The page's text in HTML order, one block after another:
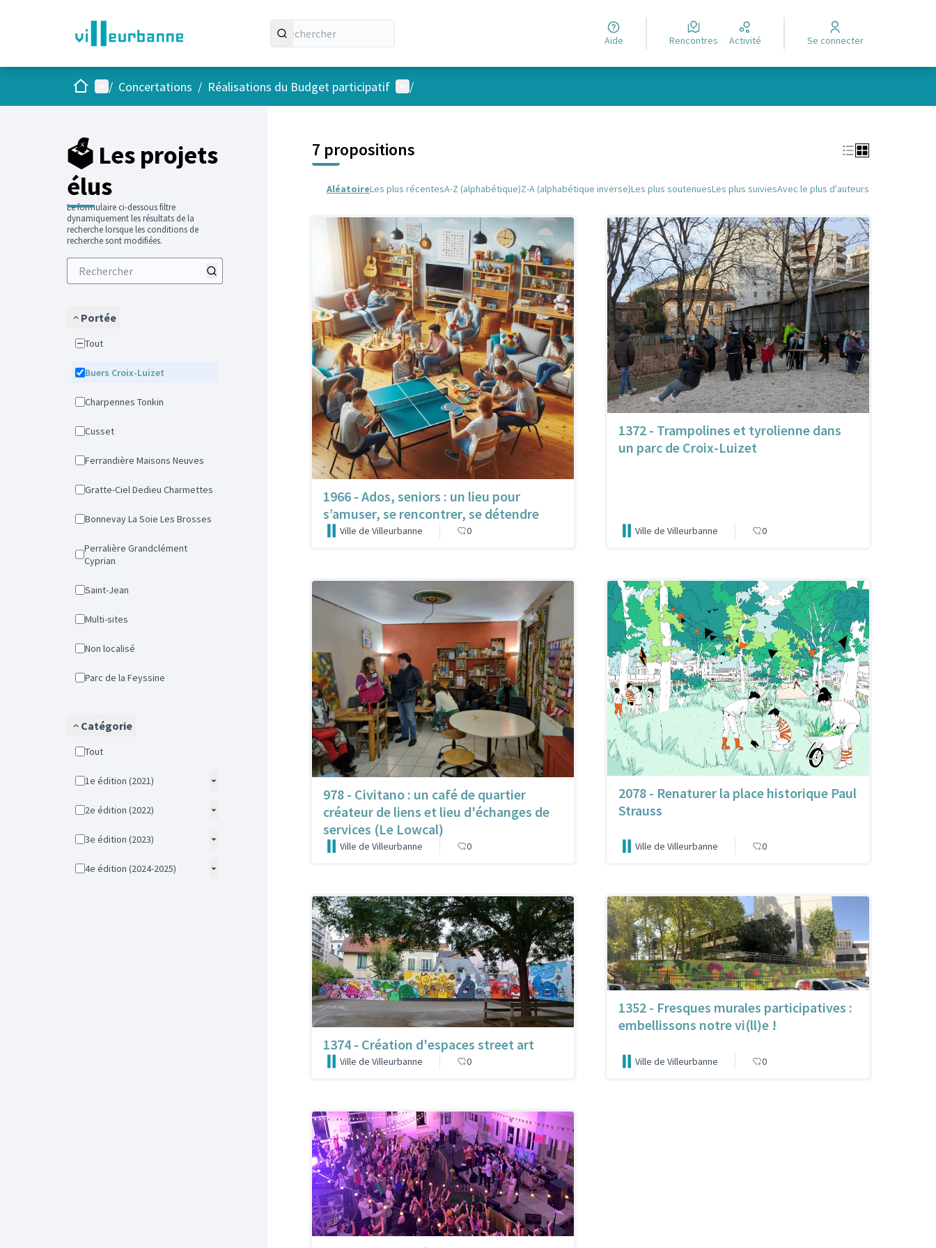
Aide Rencontres Activité Se connecter
AccueilMenu principal
/ Concertations / Réalisations du Budget participatif Menu utilisateur
/
🗳️ Les projets
élus
Le formulaire ci-dessous filtre
dynamiquement les résultats de la
recherche lorsque les conditions de
recherche sont modifiées.
Portée
Tout
Buers Croix-Luizet
Charpennes Tonkin
Cusset
Ferrandière Maisons Neuves
Gratte-Ciel Dedieu Charmettes
Bonnevay La Soie Les Brosses
Perralière Grandclément
Cyprian
Saint-Jean
Multi-sites
Non localisé
Parc de la Feyssine
Catégorie
Tout
1e édition (2021)
2e édition (2022)
3e édition (2023)
4e édition (2024-2025)
7 propositions
AléatoireLes plus récentesA-Z (alphabétique)Z-A (alphabétique inverse)Les plus soutenuesLes plus suiviesAvec le plus d'auteurs
1966 - Ados, seniors : un lieu pour
s’amuser, se rencontrer, se détendre
Ville de Villeurbanne 0
1372 - Trampolines et tyrolienne dans
un parc de Croix-Luizet
Ville de Villeurbanne 0
978 - Civitano : un café de quartier
créateur de liens et lieu d'échanges de
services (Le Lowcal)
Ville de Villeurbanne 0
2078 - Renaturer la place historique Paul
Strauss
Ville de Villeurbanne 0
1374 - Création d'espaces street art
Ville de Villeurbanne 0
1352 - Fresques murales participatives :
embellissons notre vi(ll)e !
Ville de Villeurbanne 0